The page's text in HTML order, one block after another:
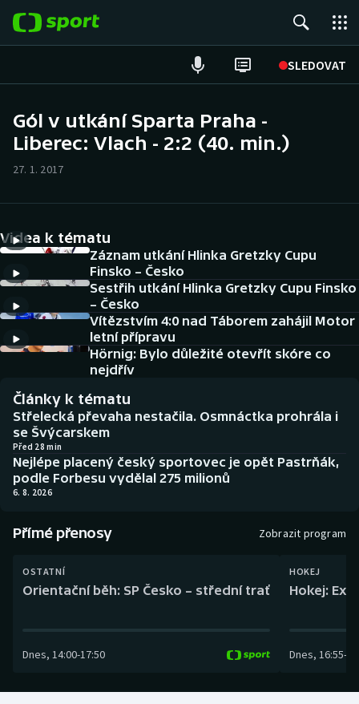
SLEDOVAT
Hokej
Cyklistika
DALŠÍ SPORTY
Americký fotbal
Baseball a softbal
Basketbal
Biatlon
Boby a skeleton
Box
Curling
NEPŘEHLÉDNĚTE
Historické návraty
Aplikace ČT sport
AZ kvíz
Gól v utkání Sparta Praha -
Liberec: Vlach - 2:2 (40. min.)
27. 1. 2017
Videa k tématu
Záznam utkání Hlinka Gretzky Cupu
Finsko – Česko
Sestřih utkání Hlinka Gretzky Cupu Finsko
– Česko
Vítězstvím 4:0 nad Táborem zahájil Motor
letní přípravu
Hörnig: Bylo důležité otevřít skóre co
nejdřív
Články k tématu
Střelecká převaha nestačila. Osmnáctka prohrála i
se Švýcarskem
Před 28 min
Nejlépe placený český sportovec je opět Pastrňák,
podle Forbesu vydělal 275 milionů
6. 8. 2026
Přímé přenosy Zobrazit program
OSTATNÍ
Orientační běh: SP Česko – střední trať
Dnes, 14:00-17:50
HOKEJ
Hokej:
Dnes, 16:55-